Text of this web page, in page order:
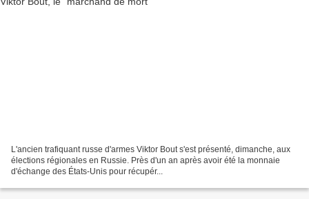
L'ancien trafiquant russe d'armes Viktor Bout s'est présenté, dimanche, aux
élections régionales en Russie. Près d'un an après avoir été la monnaie
d'échange des États-Unis pour récupér...